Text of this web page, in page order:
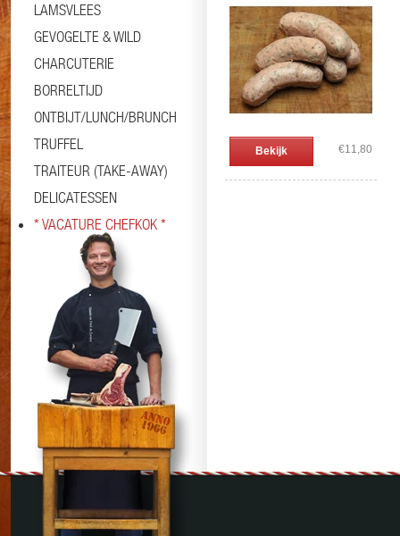
LAMSVLEES
GEVOGELTE & WILD
CHARCUTERIE
BORRELTIJD
ONTBIJT/LUNCH/BRUNCH
TRUFFEL
TRAITEUR (TAKE-AWAY)
DELICATESSEN
* VACATURE CHEFKOK *
Bekijk €11,80